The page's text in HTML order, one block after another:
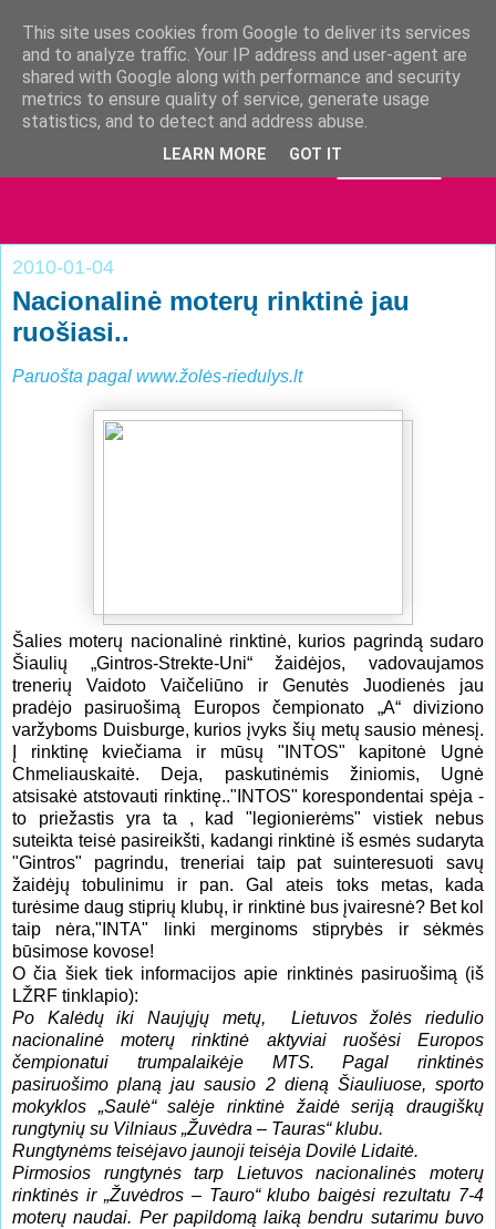
2010-01-04
Nacionalinė moterų rinktinė jau
ruošiasi..
Paruošta pagal www.žolės-riedulys.lt
Šalies moterų nacionalinė rinktinė, kurios pagrindą sudaro
Šiaulių „Gintros-Strekte-Uni“ žaidėjos, vadovaujamos
trenerių Vaidoto Vaičeliūno ir Genutės Juodienės jau
pradėjo pasiruošimą Europos čempionato „A“ diviziono
varžyboms Duisburge, kurios įvyks šių metų sausio mėnesį.
Į rinktinę kviečiama ir mūsų "INTOS" kapitonė Ugnė
Chmeliauskaitė. Deja, paskutinėmis žiniomis, Ugnė
atsisakė atstovauti rinktinę.."INTOS" korespondentai spėja -
to priežastis yra ta , kad "legionierėms" vistiek nebus
suteikta teisė pasireikšti, kadangi rinktinė iš esmės sudaryta
"Gintros" pagrindu, treneriai taip pat suinteresuoti savų
žaidėjų tobulinimu ir pan. Gal ateis toks metas, kada
turėsime daug stiprių klubų, ir rinktinė bus įvairesnė? Bet kol
taip nėra,"INTA" linki merginoms stiprybės ir sėkmės
būsimose kovose!
O čia šiek tiek informacijos apie rinktinės pasiruošimą (iš
LŽRF tinklapio):
Po Kalėdų iki Naujųjų metų, Lietuvos žolės riedulio
nacionalinė moterų rinktinė aktyviai ruošėsi Europos
čempionatui trumpalaikėje MTS. Pagal rinktinės
pasiruošimo planą jau sausio 2 dieną Šiauliuose, sporto
mokyklos „Saulė“ salėje rinktinė žaidė seriją draugiškų
rungtynių su Vilniaus „Žuvėdra – Tauras“ klubu.
Rungtynėms teisėjavo jaunoji teisėja Dovilė Lidaitė.
Pirmosios rungtynės tarp Lietuvos nacionalinės moterų
rinktinės ir „Žuvėdros – Tauro“ klubo baigėsi rezultatu 7-4
moterų naudai. Per papildomą laiką bendru sutarimu buvo
This site uses cookies from Google to deliver its services
and to analyze traffic. Your IP address and user-agent are
shared with Google along with performance and security
metrics to ensure quality of service, generate usage
statistics, and to detect and address abuse.
LEARN MORE GOT IT